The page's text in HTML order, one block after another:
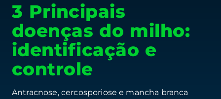
3 Principais
doenças do milho:
identificação e
controle
Antracnose, cercosporiose e mancha branca